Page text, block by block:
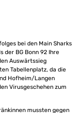
bei den Main Sharks
der BG Bonn 92 Ihre
Auswärtssieg
Tabellenplatz, da die
Hofheim/Langen
Virusgeschehen zum
mussten gegen